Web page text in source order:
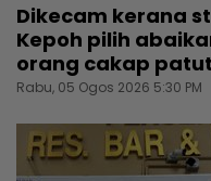
Dikecam kerana
Kepoh pilih
orang cakap
Rabu, 05 Ogos 2026 5:30 PM